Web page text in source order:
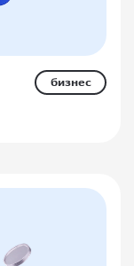
бизнес